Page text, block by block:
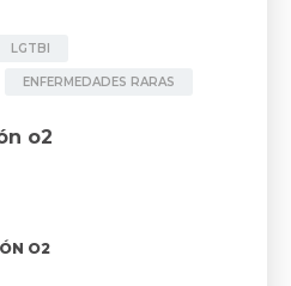
LGTBI
ENFERMEDADES RARAS
o2
O2